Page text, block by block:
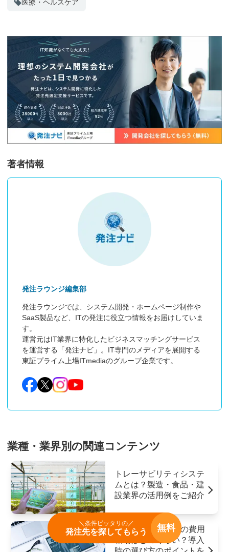
医療・ヘルスケア
著者情報
発注ラウンジ編集部
発注ラウンジでは、システム開発・ホームページ制作や
SaaS製品など、ITの発注に役立つ情報をお届けしていま
す。
運営元はIT業界に特化したビジネスマッチングサービス
を運営する「発注ナビ」。IT専門のメディアを展開する
東証プライム上場ITmediaのグループ企業です。
業種・業界別の関連コンテンツ
トレーサビリティシステ
ムとは？製造・食品・建
設業界の活用例をご紹介
Web問診システムの費用
相場はどのくらい？導入
＼条件ピッタリの／
発注先を探してもらう 無料